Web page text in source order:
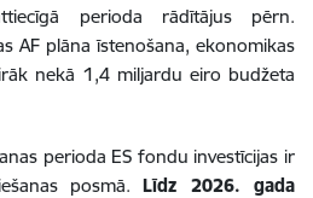
perioda rādītājus pērn.
AF plāna īstenošana, ekonomikas
nekā 1,4 miljardu eiro budžeta
perioda ES fondu investīcijas ir
posmā.Līdz 2026. gada